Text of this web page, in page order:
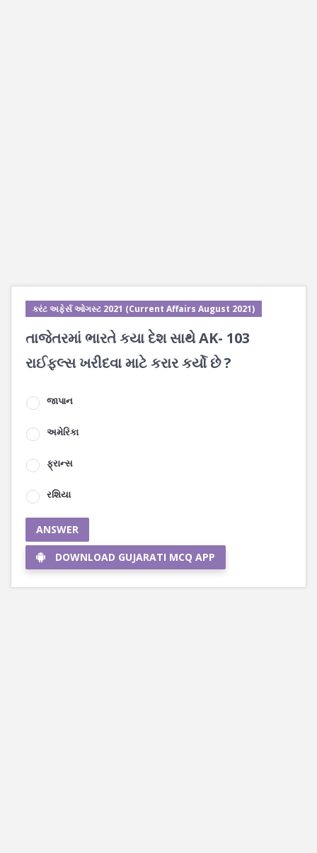
કરંટ અફેર્સ ઓગસ્ટ 2021 (Current Affairs August 2021)
તાજેતરમાં ભારતે કયા દેશ સાથે AK- 103
રાઈફલ્સ ખરીદવા માટે કરાર કર્યો છે ?
જાપાન
અમેરિકા
ફ્રાન્સ
રશિયા
ANSWER
DOWNLOAD GUJARATI MCQ APP